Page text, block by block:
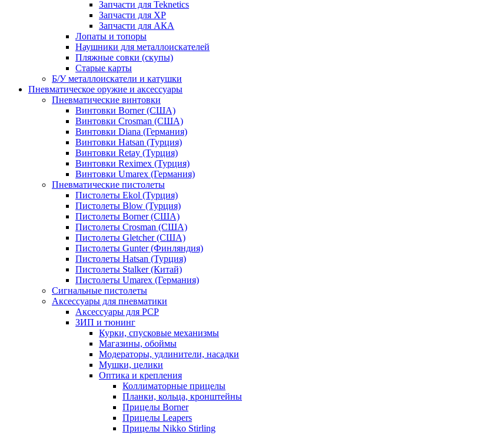
Запчасти для Teknetics
Запчасти для XP
Запчасти для АКА
Лопаты и топоры
Наушники для металлоискателей
Пляжные совки (скупы)
Старые карты
Б/У металлоискатели и катушки
Пневматическое оружие и аксессуары
Пневматические винтовки
Винтовки Borner (США)
Винтовки Crosman (США)
Винтовки Diana (Германия)
Винтовки Hatsan (Турция)
Винтовки Retay (Турция)
Винтовки Reximex (Турция)
Винтовки Umarex (Германия)
Пневматические пистолеты
Пистолеты Ekol (Турция)
Пистолеты Blow (Турция)
Пистолеты Borner (США)
Пистолеты Crosman (США)
Пистолеты Gletcher (США)
Пистолеты Gunter (Финляндия)
Пистолеты Hatsan (Турция)
Пистолеты Stalker (Китай)
Пистолеты Umarex (Германия)
Сигнальные пистолеты
Аксессуары для пневматики
Аксессуары для PCP
ЗИП и тюнинг
Курки, спусковые механизмы
Магазины, обоймы
Модераторы, удлинители, насадки
Мушки, целики
Оптика и крепления
Коллиматорные прицелы
Планки, кольца, кронштейны
Прицелы Borner
Прицелы Leapers
Прицелы Nikko Stirling